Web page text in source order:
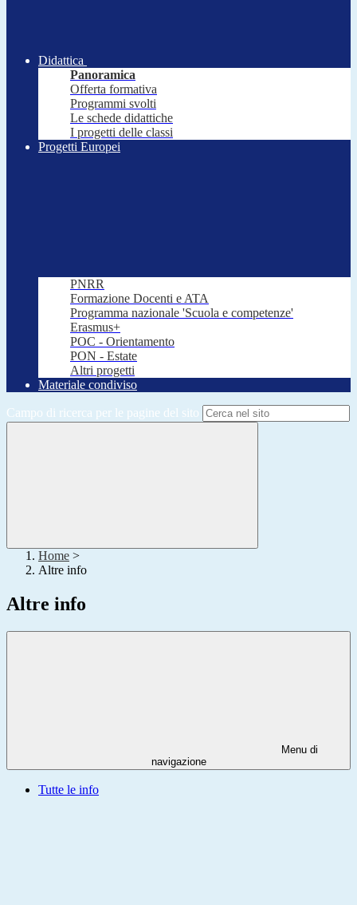
Didattica
Panoramica
Offerta formativa
Programmi svolti
Le schede didattiche
I progetti delle classi
Progetti Europei
PNRR
Formazione Docenti e ATA
Programma nazionale 'Scuola e competenze'
Erasmus+
POC - Orientamento
PON - Estate
Altri progetti
Materiale condiviso
Campo di ricerca per le pagine del sito
Home >
Altre info
Altre info
Menu di
navigazione
Tutte le info